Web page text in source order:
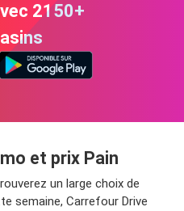
2150+
et prix Pain
un large choix de
semaine, Carrefour Drive